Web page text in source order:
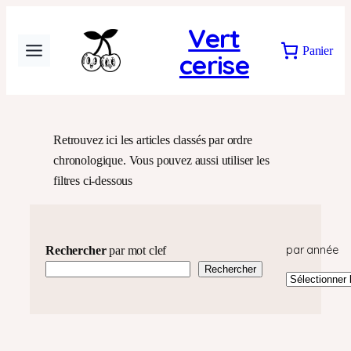
contenu
Vert
cerise
Panier
Tous les articles
Retrouvez ici les articles classés par ordre
chronologique. Vous pouvez aussi utiliser les
filtres ci-dessous
Rechercherpar mot clef
Rechercher
par année
archives